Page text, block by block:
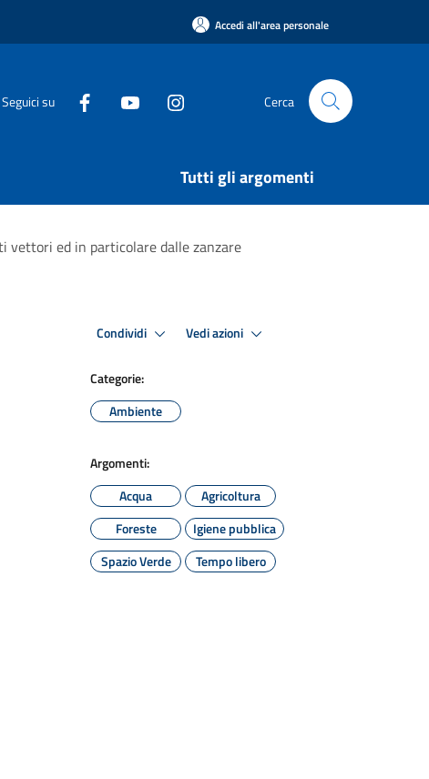
Accedi all'area personale
Seguici su Cerca
Tutti gli argomenti
vettori ed in particolare dalle zanzare
Condividi Vedi azioni
Categorie:
Ambiente
Argomenti:
Acqua
Agricoltura
Foreste
Igiene pubblica
Spazio Verde
Tempo libero